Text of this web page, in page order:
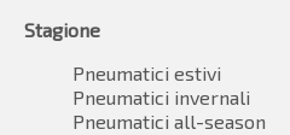
Stagione
Pneumatici estivi
Pneumatici invernali
Pneumatici all-season